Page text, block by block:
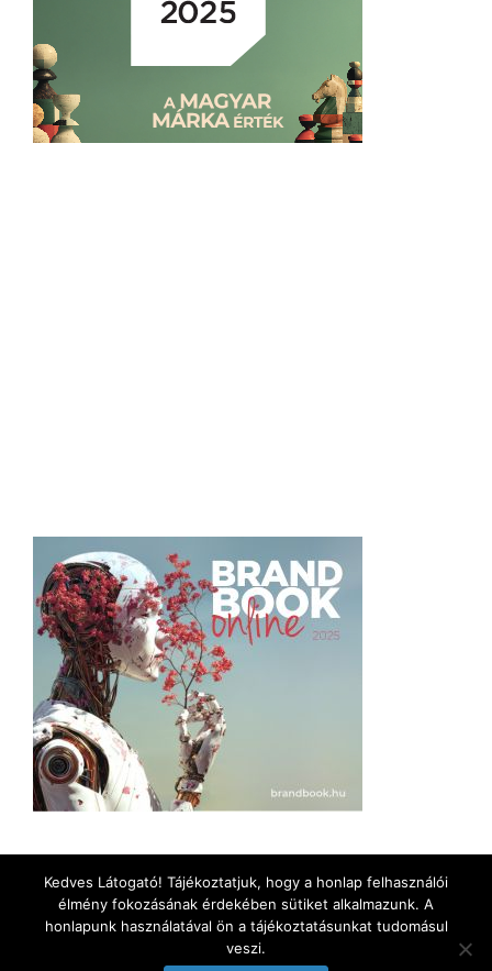
Kedves Látogató! Tájékoztatjuk, hogy a honlap felhasználói
élmény fokozásának érdekében sütiket alkalmazunk. A
honlapunk használatával ön a tájékoztatásunkat tudomásul
veszi.